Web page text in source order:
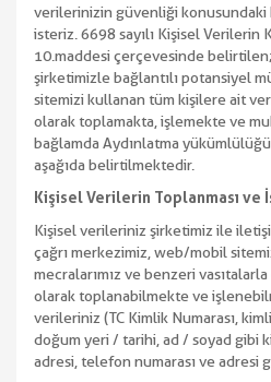
verilerinizin güvenliği konusundaki
isteriz. 6698 sayılı Kişisel Verilerin
10.maddesi çerçevesinde
şirketimizle bağlantılı potansiyel
sitemizi kullanan tüm kişilere ait
olarak toplamakta, işlemekte ve
bağlamda Aydınlatma
aşağıda belirtilmektedir.
Kişisel Verilerin Toplanması ve
Kişisel verileriniz şirketimiz ile
çağrı merkezimiz, web/mobil
mecralarımız ve benzeri
olarak toplanabilmekte ve
verileriniz (TC Kimlik Numarası,
doğum yeri / tarihi, ad / soyad gibi
adresi, telefon numarası ve adresi